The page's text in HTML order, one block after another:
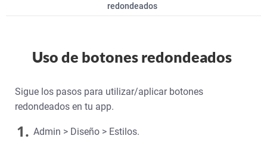
redondeados
Uso de botones redondeados
Sigue los pasos para utilizar/aplicar botones
redondeados en tu app.
1. Admin > Diseño > Estilos.